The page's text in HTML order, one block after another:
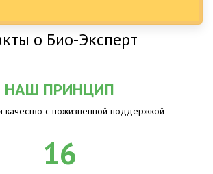
о Био-Эксперт
НАШ ПРИНЦИП
качество с пожизненной поддержкой
16